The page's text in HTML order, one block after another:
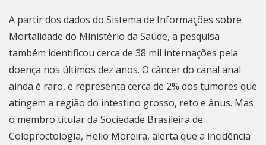
A partir dos dados do Sistema de Informações sobre
Mortalidade do Ministério da Saúde, a pesquisa
também identificou cerca de 38 mil internações pela
doença nos últimos dez anos. O câncer do canal anal
ainda é raro, e representa cerca de 2% dos tumores que
atingem a região do intestino grosso, reto e ânus. Mas
o membro titular da Sociedade Brasileira de
Coloproctologia, Helio Moreira, alerta que a incidência